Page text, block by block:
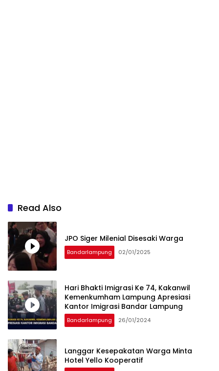
Read Also
JPO Siger Milenial Disesaki Warga
Bandarlampung 02/01/2025
Hari Bhakti Imigrasi Ke 74, Kakanwil
Kemenkumham Lampung Apresiasi
Kantor Imigrasi Bandar Lampung
Bandarlampung 26/01/2024
Langgar Kesepakatan Warga Minta
Hotel Yello Kooperatif